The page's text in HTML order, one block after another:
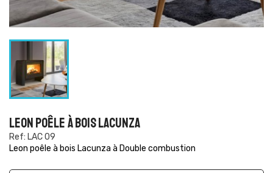
LEON POÊLE À BOIS LACUNZA
Ref: LAC 09
Leon poêle à bois Lacunza à Double combustion